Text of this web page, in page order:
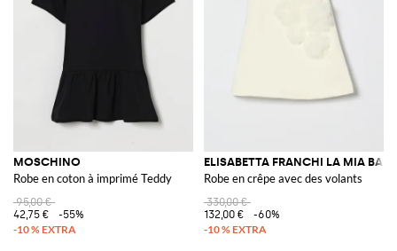
MOSCHINO
Robe en coton à imprimé Teddy
95,00 €
42,75 €
-55%
ELISABETTA FRANCHI LA MIA
Robe en crêpe avec des volants
330,00 €
132,00 €
-60%